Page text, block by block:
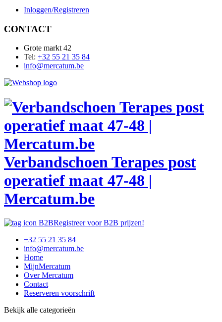
Inloggen/Registreren
CONTACT
Grote markt 42
Tel: +32 55 21 35 84
info@mercatum.be
Verbandschoen Terapes post
operatief maat 47-48 |
Mercatum.be
Registreer voor B2B prijzen!
+32 55 21 35 84
info@mercatum.be
Home
MijnMercatum
Over Mercatum
Contact
Reserveren voorschrift
Bekijk alle categorieën